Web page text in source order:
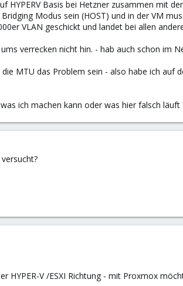
HYPERV Basis bei Hetzner zusammen mit
Modus sein (HOST) und in der VM
VLAN geschickt und landet bei allen
verrecken nicht hin. - hab auch schon im
MTU das Problem sein - also habe ich auf
ich machen kann oder was hier falsch läuft
HYPER-V /ESXI Richtung - mit Proxmox